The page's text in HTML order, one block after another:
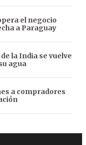
el negocio
a Paraguay
la India se vuelve
agua
a compradores